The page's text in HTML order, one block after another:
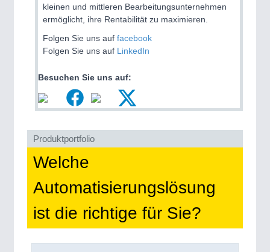
PROCESS INDUSTRY21XX
Process, Plastics, Chemicals and Pumps
PLASTICS21XX
Process, Plastics, Chemicals and Pumps
kleinen und mittleren Bearbeitungsunternehmen
ermöglicht, ihre Rentabilität zu maximieren.
Folgen Sie uns auf facebook
Folgen Sie uns auf LinkedIn
Besuchen Sie uns auf:
Produktportfolio
Welche
Automatisierungslösung
ist die richtige für Sie?